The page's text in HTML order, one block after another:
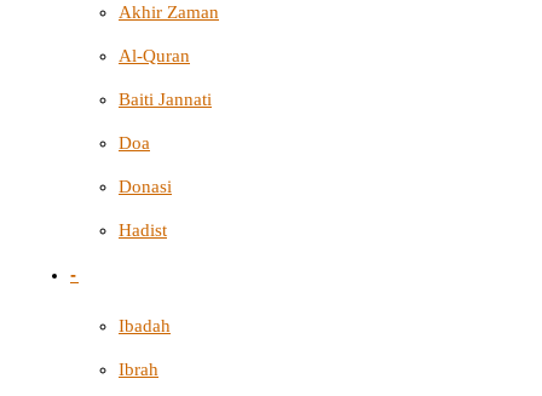
Akhir Zaman
Al-Quran
Baiti Jannati
Doa
Donasi
Hadist
-
Ibadah
Ibrah